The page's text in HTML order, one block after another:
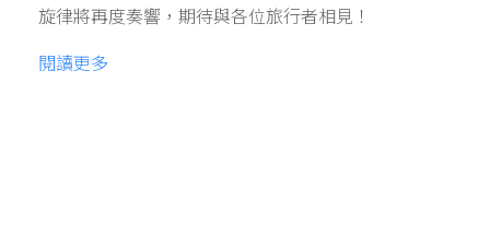
旋律將再度奏響，期待與各位旅行者相見！
閱讀更多